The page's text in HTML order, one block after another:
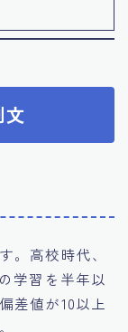
文
。高校時代、
学習を半年以
差値が10以上